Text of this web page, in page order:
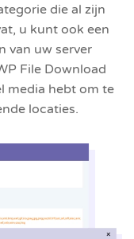
die al zijn
u kunt ook een
van uw server
File Download
media hebt om te
locaties.